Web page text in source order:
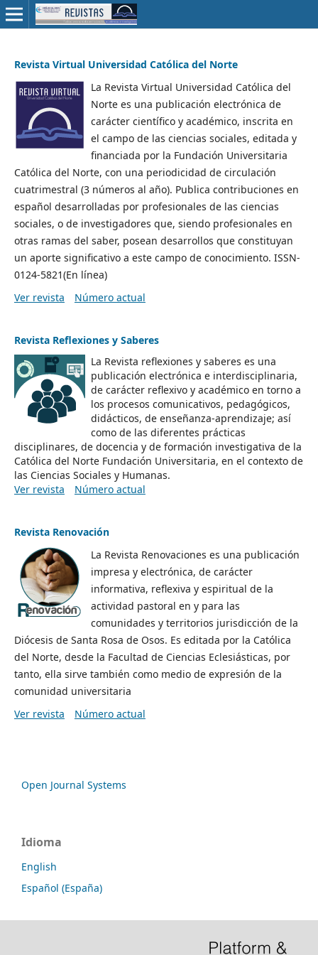
Revista Virtual Universidad Católica del Norte
La Revista Virtual Universidad Católica del
Norte es una publicación electrónica de
carácter científico y académico, inscrita en
el campo de las ciencias sociales, editada y
financiada por la Fundación Universitaria
Católica del Norte, con una periodicidad de circulación
cuatrimestral (3 números al año). Publica contribuciones en
español desarrolladas por profesionales de las ciencias
sociales, o de investigadores que, siendo profesionales en
otras ramas del saber, posean desarrollos que constituyan
un aporte significativo a este campo de conocimiento. ISSN-
0124-5821(En línea)
Ver revista
Número actual
Revista Reflexiones y Saberes
La Revista reflexiones y saberes es una
publicación electrónica e interdisciplinaria,
de carácter reflexivo y académico en torno a
los procesos comunicativos, pedagógicos,
didácticos, de enseñanza-aprendizaje; así
como de las diferentes prácticas
disciplinares, de docencia y de formación investigativa de la
Católica del Norte Fundación Universitaria, en el contexto de
las Ciencias Sociales y Humanas.
Ver revista
Número actual
Revista Renovación
La Revista Renovaciones es una publicación
impresa y electrónica, de carácter
informativa, reflexiva y espiritual de la
actividad pastoral en y para las
comunidades y territorios jurisdicción de la
Diócesis de Santa Rosa de Osos. Es editada por la Católica
del Norte, desde la Facultad de Ciencias Eclesiásticas, por
tanto, ella sirve también como medio de expresión de la
comunidad universitaria
Ver revista
Número actual
Open Journal Systems
Idioma
English
Español (España)